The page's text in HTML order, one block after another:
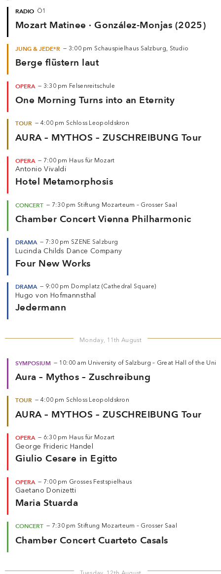
RADIO Ö1
Mozart Matinee · González-Monjas (2025)
JUNG & JEDE*R — 3:00 pm Schauspielhaus Salzburg, Studio
Berge flüstern laut
OPERA — 3:30 pm Felsenreitschule
One Morning Turns into an Eternity
TOUR — 4:00 pm Schloss Leopoldskron
AURA – MYTHOS – ZUSCHREIBUNG Tour
OPERA — 7:00 pm Haus für Mozart
Antonio Vivaldi
Hotel Metamorphosis
CONCERT — 7:30 pm Stiftung Mozarteum – Grosser Saal
Chamber Concert Vienna Philharmonic
DRAMA — 7:30 pm SZENE Salzburg
Lucinda Childs Dance Company
Four New Works
DRAMA — 9:00 pm Domplatz (Cathedral Square)
Hugo von Hofmannsthal
Jedermann
Monday, 11th August
SYMPOSIUM — 10:00 am University of Salzburg – Great Hall of the
Aura – Mythos – Zuschreibung
TOUR — 4:00 pm Schloss Leopoldskron
AURA – MYTHOS – ZUSCHREIBUNG Tour
OPERA — 6:30 pm Haus für Mozart
George Frideric Handel
Giulio Cesare in Egitto
OPERA — 7:00 pm Grosses Festspielhaus
Gaetano Donizetti
Maria Stuarda
CONCERT — 7:30 pm Stiftung Mozarteum – Grosser Saal
Chamber Concert Cuarteto Casals